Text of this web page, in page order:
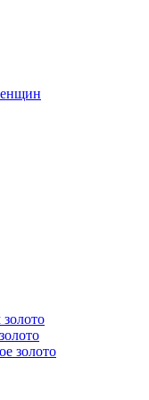
золото